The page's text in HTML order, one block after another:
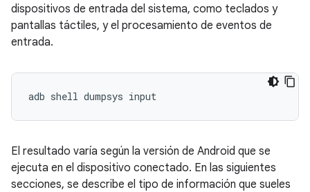
dispositivos de entrada del sistema, como teclados y
pantallas táctiles, y el procesamiento de eventos de
entrada.
El resultado varía según la versión de Android que se
ejecuta en el dispositivo conectado. En las siguientes
secciones, se describe el tipo de información que sueles